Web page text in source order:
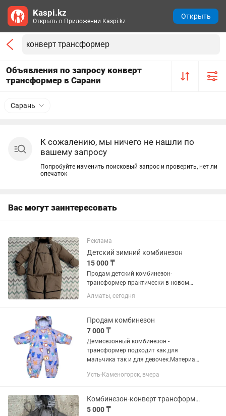
Объявления по запросу конверт
трансформер в Сарани
Сарань
К сожалению, мы ничего не нашли по
вашему запросу
Попробуйте изменить поисковый запрос и проверить, нет ли
опечаток
Вас могут заинтересовать
Реклама
Детский зимний комбинезон
15 000 ₸
Продам детский комбинезон-
трансформер практически в новом
состоянии. Можно носить как
комбинезон с ножками, а можно как
Ростовка на 74 см. Тёплый, мягкий, не...
Алматы, сегодня
Продам комбинезон
7 000 ₸
Демисезонный комбинезон -
трансформер подходит как для
мальчика так и для девочек.Материал
водоотталкивающий, хорошо
Подкладка хлопок,...
Усть-Каменогорск, вчера
Комбинезон-конверт трансформер детский зимний
5 000 ₸
Kaspi.kz
Открыть в Приложении Kaspi.kz
Открыть